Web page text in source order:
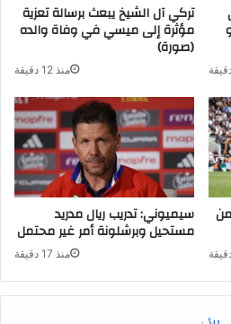
تركي آل الشيخ يبعث برسالة تعزية
مؤثرة إلى ميسي في وفاة والده
(صورة)
منذ 12 دقيقة
سيميوني: تدريب ريال مدريد
مستحيل وبرشلونة أمر غير محتمل
منذ 17 دقيقة